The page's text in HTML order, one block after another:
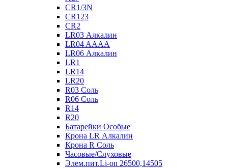
CR1/3N
CR123
CR2
LR03 Алкалин
LR04 AAAA
LR06 Алкалин
LR1
LR14
LR20
R03 Соль
R06 Соль
R14
R20
Батарейки Особые
Крона LR Алкалин
Крона R Соль
Часовые/Слуховые
Элем.пит.Li-on 26500,14505